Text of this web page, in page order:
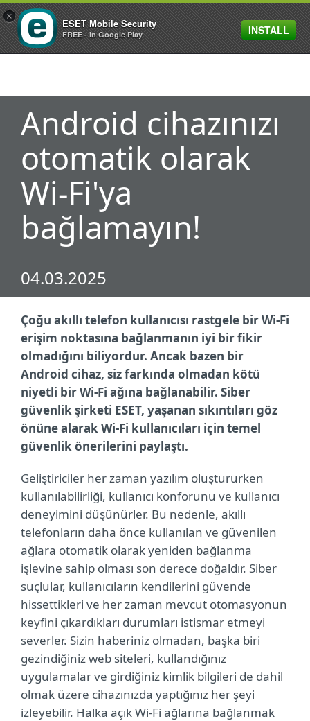
MENU
Android cihazınızı
otomatik olarak
Wi-Fi'ya
bağlamayın!
04.03.2025
Çoğu akıllı telefon kullanıcısı rastgele bir Wi-Fi
erişim noktasına bağlanmanın iyi bir fikir
olmadığını biliyordur. Ancak bazen bir
Android cihaz, siz farkında olmadan kötü
niyetli bir Wi-Fi ağına bağlanabilir. Siber
güvenlik şirketi ESET, yaşanan sıkıntıları göz
önüne alarak Wi-Fi kullanıcıları için temel
güvenlik önerilerini paylaştı.
Geliştiriciler her zaman yazılım oluştururken
kullanılabilirliği, kullanıcı konforunu ve kullanıcı
deneyimini düşünürler. Bu nedenle, akıllı
telefonların daha önce kullanılan ve güvenilen
ağlara otomatik olarak yeniden bağlanma
işlevine sahip olması son derece doğaldır. Siber
suçlular, kullanıcıların kendilerini güvende
hissettikleri ve her zaman mevcut otomasyonun
keyfini çıkardıkları durumları istismar etmeyi
severler. Sizin haberiniz olmadan, başka biri
gezindiğiniz web siteleri, kullandığınız
uygulamalar ve girdiğiniz kimlik bilgileri de dahil
olmak üzere cihazınızda yaptığınız her şeyi
izleyebilir. Halka açık Wi-Fi ağlarına bağlanmak
×
ESET Mobile Security
FREE - In Google Play INSTALL